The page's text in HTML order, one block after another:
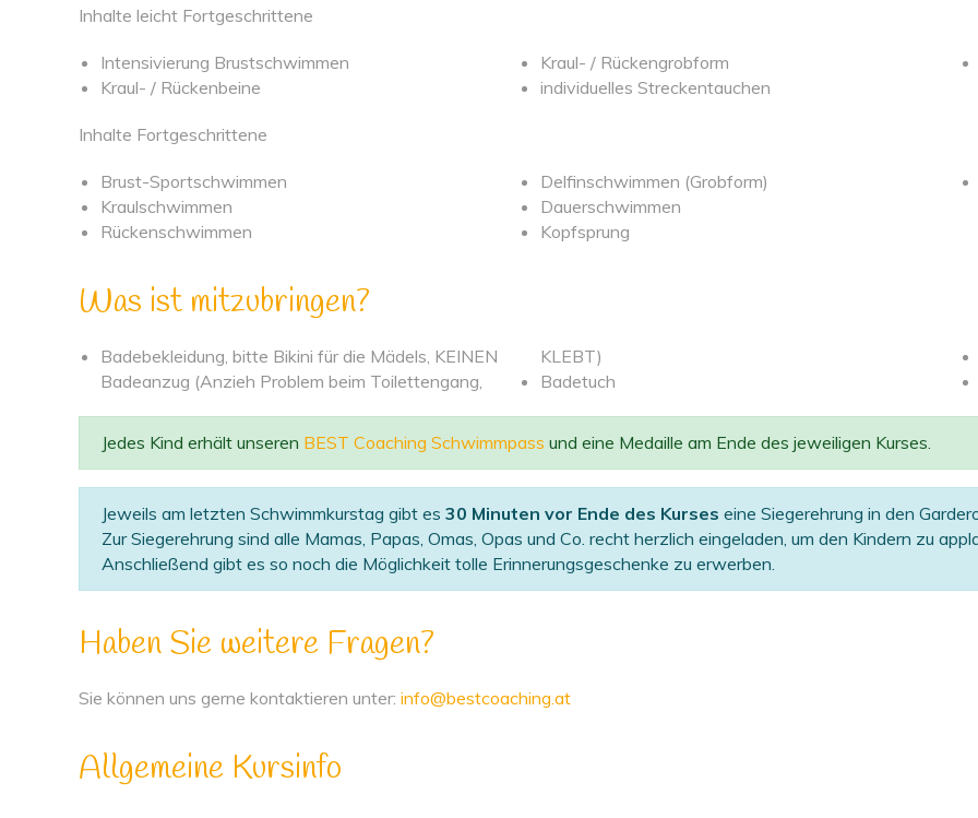
Inhalte leicht Fortgeschrittene
Intensivierung Brustschwimmen
Kraul- / Rückenbeine
Kraul- / Rückengrobform
individuelles Streckentauchen
Inhalte Fortgeschrittene
Brust-Sportschwimmen
Kraulschwimmen
Rückenschwimmen
Delfinschwimmen (Grobform)
Dauerschwimmen
Kopfsprung
Was ist mitzubringen?
Badebekleidung, bitte Bikini für die Mädels, KEINEN
Badeanzug (Anzieh Problem beim Toilettengang,
KLEBT)
Badetuch
Jedes Kind erhält unseren BEST Coaching Schwimmpass und eine Medaille am Ende des jeweiligen Kurses.
Jeweils am letzten Schwimmkurstag gibt es 30 Minuten vor Ende des Kurses eine Siegerehrung in den
Zur Siegerehrung sind alle Mamas, Papas, Omas, Opas und Co. recht herzlich eingeladen, um den Kindern zu
Anschließend gibt es so noch die Möglichkeit tolle Erinnerungsgeschenke zu erwerben.
Haben Sie weitere Fragen?
Sie können uns gerne kontaktieren unter: info@bestcoaching.at
Allgemeine Kursinfo